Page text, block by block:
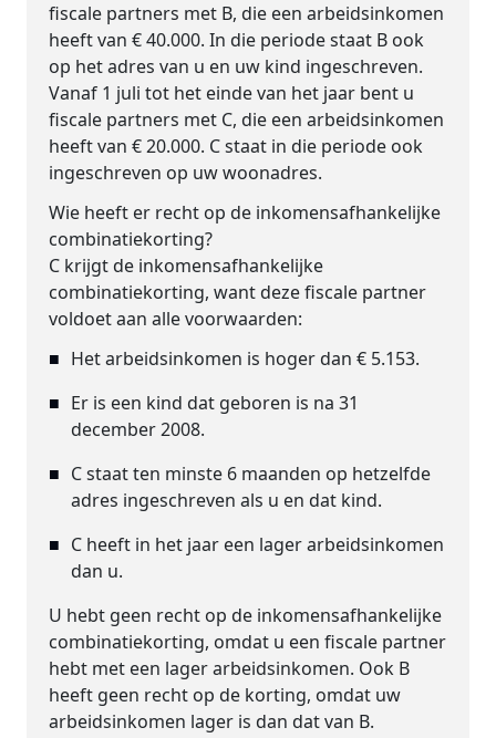
fiscale partners met B, die een arbeidsinkomen
heeft van € 40.000. In die periode staat B ook
op het adres van u en uw kind ingeschreven.
Vanaf 1 juli tot het einde van het jaar bent u
fiscale partners met C, die een arbeidsinkomen
heeft van € 20.000. C staat in die periode ook
ingeschreven op uw woonadres.
Wie heeft er recht op de inkomensafhankelijke
combinatiekorting?
C krijgt de inkomensafhankelijke
combinatiekorting, want deze fiscale partner
voldoet aan alle voorwaarden:
Het arbeidsinkomen is hoger dan € 5.153.
Er is een kind dat geboren is na 31
december 2008.
C staat ten minste 6 maanden op hetzelfde
adres ingeschreven als u en dat kind.
C heeft in het jaar een lager arbeidsinkomen
dan u.
U hebt geen recht op de inkomensafhankelijke
combinatiekorting, omdat u een fiscale partner
hebt met een lager arbeidsinkomen. Ook B
heeft geen recht op de korting, omdat uw
arbeidsinkomen lager is dan dat van B.